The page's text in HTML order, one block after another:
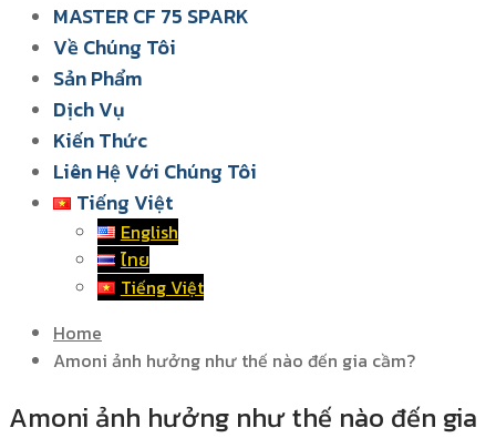
MASTER CF 75 SPARK
Về Chúng Tôi
Sản Phẩm
Dịch Vụ
Kiến Thức
Liên Hệ Với Chúng Tôi
Tiếng Việt
English
ไทย
Tiếng Việt
Home
Amoni ảnh hưởng như thế nào đến gia cầm?
Amoni ảnh hưởng như thế nào đến gia